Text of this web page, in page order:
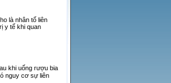
là nhân tố liên
y tế khi quan
khi uống rượu bia
nguy cơ sự liên